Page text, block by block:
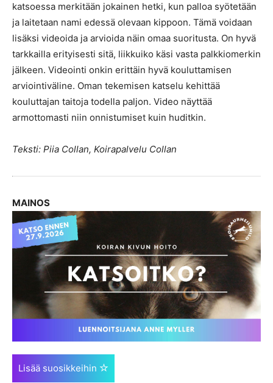
katsoessa merkitään jokainen hetki, kun palloa syötetään
ja laitetaan nami edessä olevaan kippoon. Tämä voidaan
lisäksi videoida ja arvioida näin omaa suoritusta. On hyvä
tarkkailla erityisesti sitä, liikkuiko käsi vasta palkkiomerkin
jälkeen. Videointi onkin erittäin hyvä kouluttamisen
arviointiväline. Oman tekemisen katselu kehittää
kouluttajan taitoja todella paljon. Video näyttää
armottomasti niin onnistumiset kuin huditkin.
Teksti: Piia Collan, Koirapalvelu Collan
MAINOS
Lisää suosikkeihin